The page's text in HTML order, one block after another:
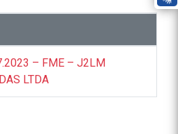
– FME – J2LM
LTDA